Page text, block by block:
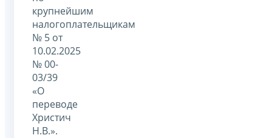
крупнейшим
налогоплательщикам
№ 5 от
10.02.2025
№ 00-
03/39
«О
переводе
Христич
Н.В.».